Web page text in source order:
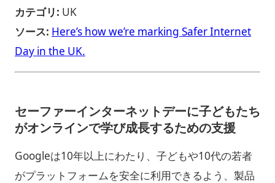
カテゴリ: UK
ソース: Here’s how we’re marking Safer Internet
Day in the UK.
セーファーインターネットデーに子どもたち
がオンラインで学び成長するための支援
Googleは10年以上にわたり、子どもや10代の若者
がプラットフォームを安全に利用できるよう、製品